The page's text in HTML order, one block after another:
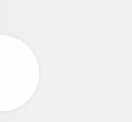
ברוכים הבאים לאתר